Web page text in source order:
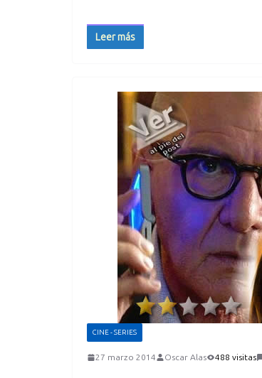
Leer más
CINE - SERIES
27 marzo 2014 Oscar Alas 488 visitas